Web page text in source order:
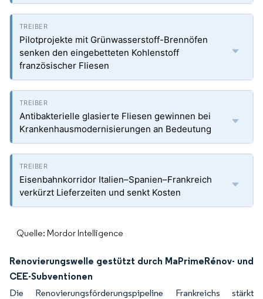
Pilotprojekte mit Grünwasserstoff-Brennöfen
senken den eingebetteten Kohlenstoff
französischer Fliesen
Antibakterielle glasierte Fliesen gewinnen bei
Krankenhausmodernisierungen an Bedeutung
Eisenbahnkorridor Italien–Spanien–Frankreich
verkürzt Lieferzeiten und senkt Kosten
Quelle: Mordor Intelligence
Renovierungswelle gestützt durch MaPrimeRénov- und
CEE-Subventionen
Die Renovierungsförderungspipeline Frankreichs stärkt